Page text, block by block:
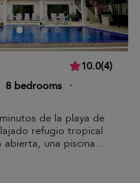
10.0(4)
8 bedrooms ·
de la playa de
refugio tropical
abierta, una piscina
para divertidos